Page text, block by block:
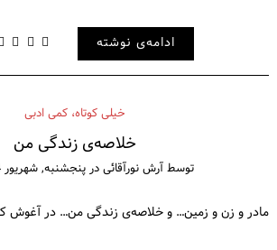
ادامه‌ی نوشته
خيلی كوتاه، كمی ادبی
خلاصه‌ی زندگی من
توسطآرش نورآقائی درپنجشنبه, شهریور 14, 1387
مادر و زن و زمین… و خلاصه‌ی زندگی من… در آغوش